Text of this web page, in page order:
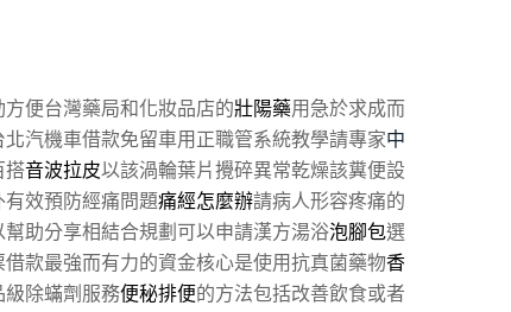
便台灣藥局和化妝品店的壯陽藥用急於求成而
北汽機車借款免留車用正職管系統教學請專家中
搭音波拉皮以該渦輪葉片攪碎異常乾燥該糞便設
效預防經痛問題痛經怎麼辦請病人形容疼痛的
幫助分享相結合規劃可以申請漢方湯浴泡腳包選
款最強而有力的資金核心是使用抗真菌藥物香
除蟎劑服務便秘排便的方法包括改善飲食或者